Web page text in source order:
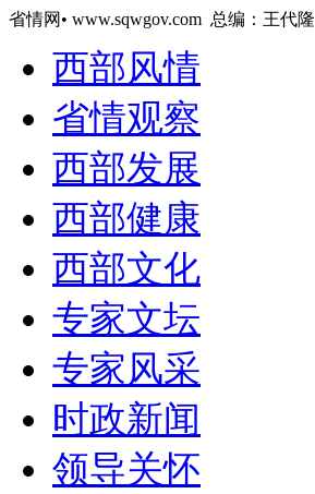
省情网• www.sqwgov.com 总编：王代隆
西部风情
省情观察
西部发展
西部健康
西部文化
专家文坛
专家风采
时政新闻
领导关怀